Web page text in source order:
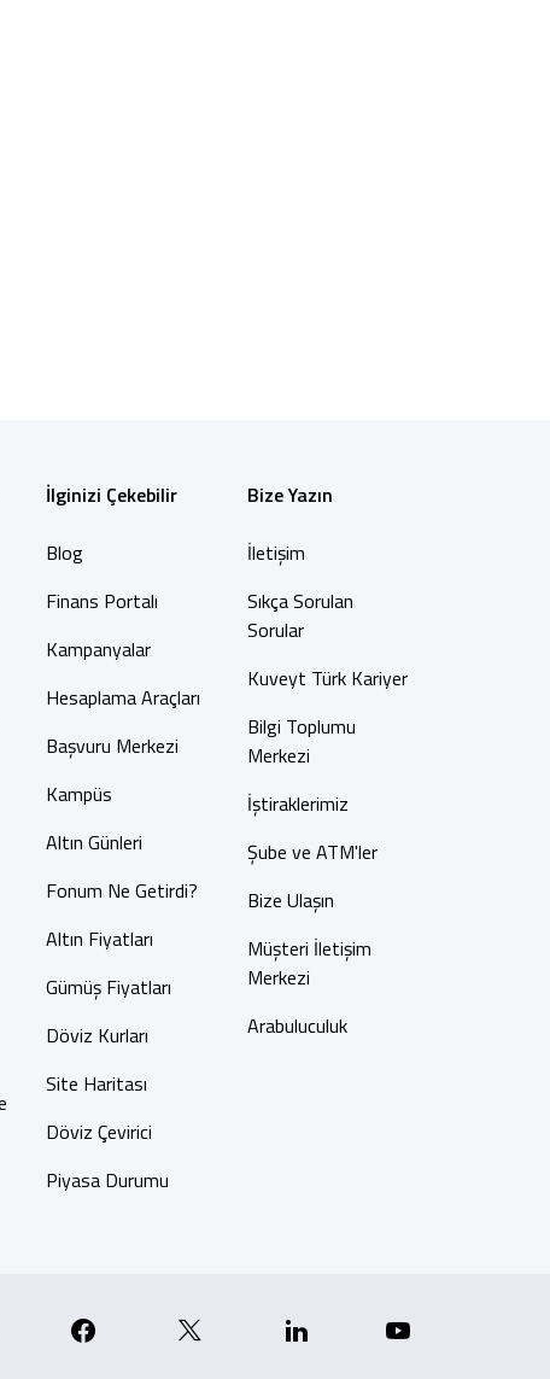
İlginizi Çekebilir
Blog
Finans Portalı
Kampanyalar
Hesaplama Araçları
Başvuru Merkezi
Kampüs
Altın Günleri
Fonum Ne Getirdi?
Altın Fiyatları
Gümüş Fiyatları
Döviz Kurları
Site Haritası
Döviz Çevirici
Piyasa Durumu
Bize Yazın
İletişim
Sıkça Sorulan
Sorular
Kuveyt Türk Kariyer
Bilgi Toplumu
Merkezi
İştiraklerimiz
Şube ve ATM'ler
Bize Ulaşın
Müşteri İletişim
Merkezi
Arabuluculuk
Instagram Facebook Linkedin